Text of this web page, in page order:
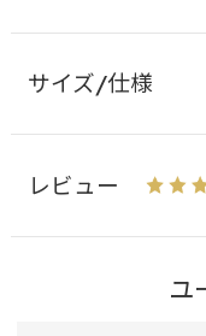
サイズ/仕様
レビュー
ユ